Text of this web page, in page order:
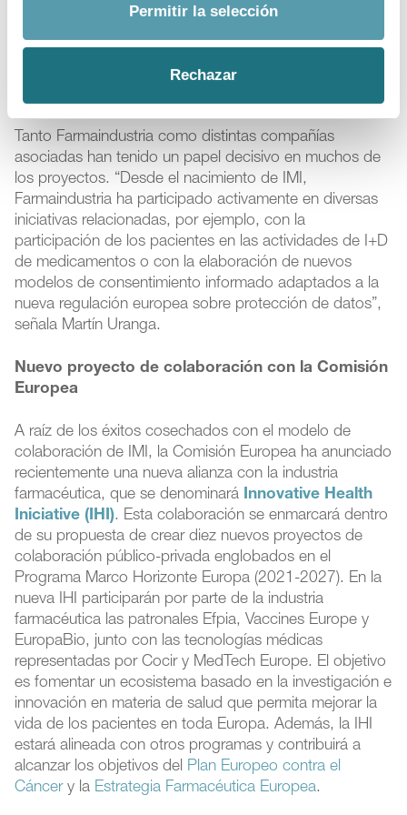
Permitir la selección
Rechazar
las que pueden presentarse todo tipo de proyectos de
definido carácter de colaboración público-privada y se
ajusten a los objetivos generales establecidos por la
Tanto Farmaindustria como distintas compañías
asociadas han tenido un papel decisivo en muchos de
los proyectos. “Desde el nacimiento de IMI,
Farmaindustria ha participado activamente en diversas
iniciativas relacionadas, por ejemplo, con la
participación de los pacientes en las actividades de I+D
de medicamentos o con la elaboración de nuevos
modelos de consentimiento informado adaptados a la
nueva regulación europea sobre protección de datos”,
señala Martín Uranga.
Nuevo proyecto de colaboración con la Comisión
Europea
A raíz de los éxitos cosechados con el modelo de
colaboración de IMI, la Comisión Europea ha anunciado
recientemente una nueva alianza con la industria
farmacéutica, que se denominará Innovative Health
Iniciative (IHI). Esta colaboración se enmarcará dentro
de su propuesta de crear diez nuevos proyectos de
colaboración público-privada englobados en el
Programa Marco Horizonte Europa (2021-2027). En la
nueva IHI participarán por parte de la industria
farmacéutica las patronales Efpia, Vaccines Europe y
EuropaBio, junto con las tecnologías médicas
representadas por Cocir y MedTech Europe. El objetivo
es fomentar un ecosistema basado en la investigación e
innovación en materia de salud que permita mejorar la
vida de los pacientes en toda Europa. Además, la IHI
estará alineada con otros programas y contribuirá a
alcanzar los objetivos del Plan Europeo contra el
Cáncery la Estrategia Farmacéutica Europea.